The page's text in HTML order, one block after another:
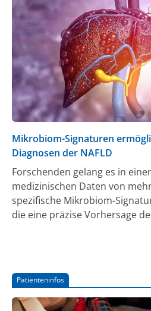
über die Zulassung wird im
Mikrobiom-Signaturen
Diagnosen der NAFLD
Forschenden gelang es in
medizinischen Daten von
spezifische Mikrobiom-
die eine präzise Vorhersage
Diabetes, Bluthochdruck und
als typische
Patienteninfos